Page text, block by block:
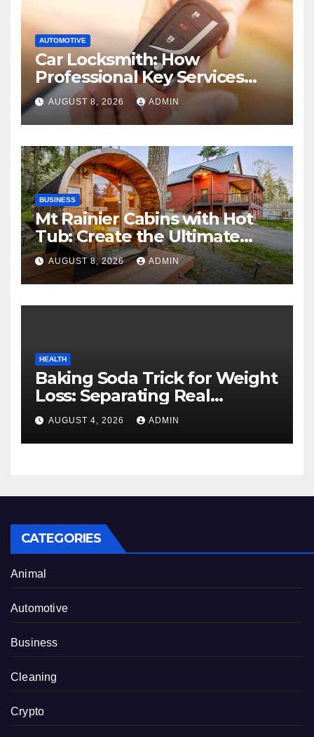
AUTOMOTIVE
Car Locksmith: How
Professional Key Services
Can Help in an Emergency
AUGUST 8, 2026 ADMIN
BUSINESS
Mt Rainier Cabins with Hot
Tub: Create the Ultimate
Cozy Mountain Vacation
Experience
AUGUST 8, 2026 ADMIN
HEALTH
Baking Soda Trick for Weight
Loss: Separating Real
Benefits From Internet Hype
AUGUST 4, 2026 ADMIN
CATEGORIES
Animal
Automotive
Business
Cleaning
Crypto